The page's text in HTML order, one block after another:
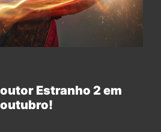
Estranho 2 em
outubro!